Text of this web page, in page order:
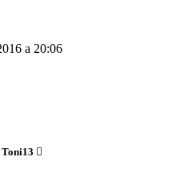
a 20:06
Toni13